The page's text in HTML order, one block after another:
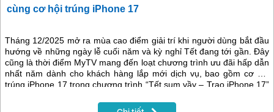
cùng cơ hội trúng iPhone 17
Tháng 12/2025 mở ra mùa cao điểm giải trí khi người dùng bắt đầu
hướng về những ngày lễ cuối năm và kỳ nghỉ Tết đang tới gần. Đây
cũng là thời điểm MyTV mang đến loạt chương trình ưu đãi hấp dẫn
nhất năm dành cho khách hàng lắp mới dịch vụ, bao gồm cơ hội
trúng iPhone 17 trong chương trình “Tết sum vầy – Trao iPhone 17”
truyền hình MyTV online. Cùng với ưu đãi lớn, MyTV giới thiệu hệ